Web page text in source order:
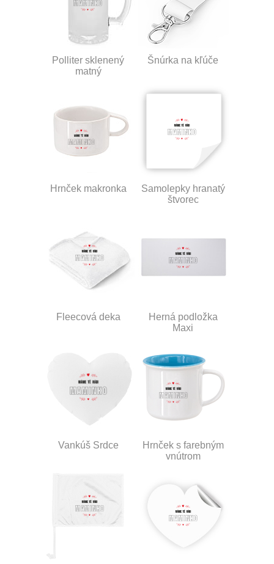
Polliter sklenený
matný
Šnúrka na kľúče
Hrnček makronka
Samolepky hranatý
štvorec
Fleecová deka
Herná podložka
Maxi
Vankúš Srdce
Hrnček s farebným
vnútrom